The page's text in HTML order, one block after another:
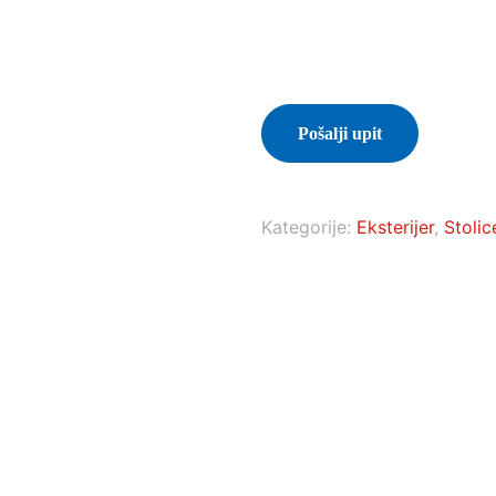
Pošalji upit
Kategorije: Eksterijer,